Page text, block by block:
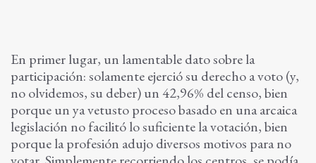
En primer lugar, un lamentable dato sobre la
participación: solamente ejerció su derecho a voto (y,
no olvidemos, su deber) un 42,96% del censo, bien
porque un ya vetusto proceso basado en una arcaica
legislación no facilitó lo suficiente la votación, bien
porque la profesión adujo diversos motivos para no